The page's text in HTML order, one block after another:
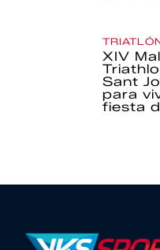
XIV
Sant
para
fiesta